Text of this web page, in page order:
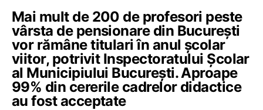
Mai mult de 200 de profesori peste
vârsta de pensionare din București
vor rămâne titulari în anul școlar
viitor, potrivit Inspectoratului Școlar
al Municipiului București. Aproape
99% din cererile cadrelor didactice
au fost acceptate